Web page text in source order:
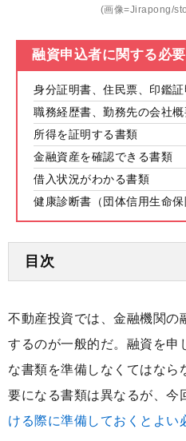
(画像=Jirapong/
融資申込者に関する必
身分証明書、住民票、印鑑証
職務経歴書、勤務先の会社
所得を証明する書類
金融資産を確認できる書類
借入状況がわかる書類
健康診断書（団体信用生命保
目次
不動産投資では、金融機関の
するのが一般的だ。融資を申
な書類を準備しなくてはなら
要になる書類は異なるが、今
ける際に準備しておくとよい